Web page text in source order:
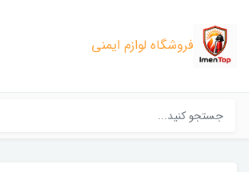
فروشگاه لوازم ایمنی